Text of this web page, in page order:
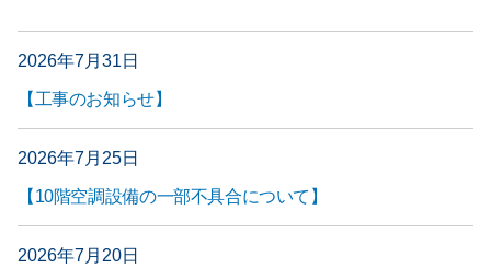
2026年7月31日
【工事のお知らせ】
2026年7月25日
【10階空調設備の一部不具合について】
2026年7月20日